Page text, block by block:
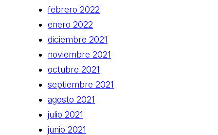
febrero 2022
enero 2022
diciembre 2021
noviembre 2021
octubre 2021
septiembre 2021
agosto 2021
julio 2021
junio 2021